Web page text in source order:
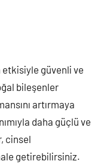
etkisiyle güvenli ve
bileşenler
artırmaya
daha güçlü ve
cinsel
getirebilirsiniz.